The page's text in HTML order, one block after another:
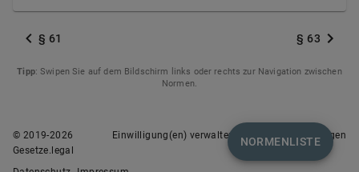
§ 61 § 63
Tipp: Swipen Sie auf dem Bildschirm links oder rechts zur Navigation zwischen
Normen.
NORMENLISTE
© 2019-2026
Gesetze.legal
Einwilligung(en) verwalten Nutzungsbedingungen